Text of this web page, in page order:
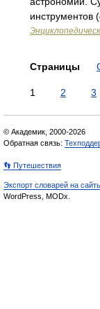
инструментов
Страницы
1 2 3
© Академик, 2000-2026
Обратная связь:
👣 Путешествия
Экспорт словарей на
WordPress, MODx.